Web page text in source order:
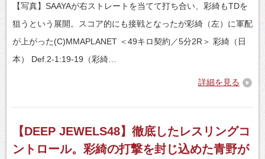
【写真】SAAYAが右ストレートを当てて打ち合い、彩綺もTDを
狙うという展開。スコア的にも接戦となったが彩綺（左）に軍配
が上がった(C)MMAPLANET ＜49キロ契約／5分2R＞ 彩綺（日
本） Def.2-1:19-19（彩綺…
詳細を見る
【DEEP JEWELS48】徹底したレスリングコ
ントロール。彩綺の打撃を封じ込めた青野が